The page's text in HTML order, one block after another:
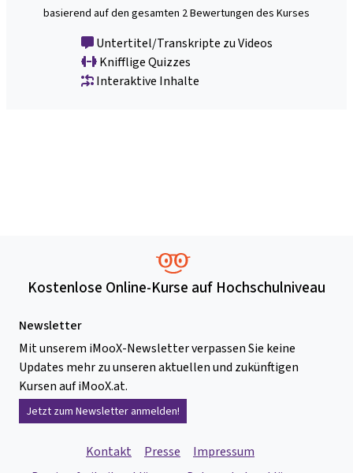
basierend auf den gesamten 2 Bewertungen des Kurses
Untertitel/Transkripte zu Videos
Knifflige Quizzes
Interaktive Inhalte
Kostenlose Online-Kurse auf Hochschulniveau
Newsletter
Mit unserem iMooX-Newsletter verpassen Sie keine
Updates mehr zu unseren aktuellen und zukünftigen
Kursen auf iMooX.at.
Jetzt zum Newsletter anmelden!
Kontakt Presse
Impressum